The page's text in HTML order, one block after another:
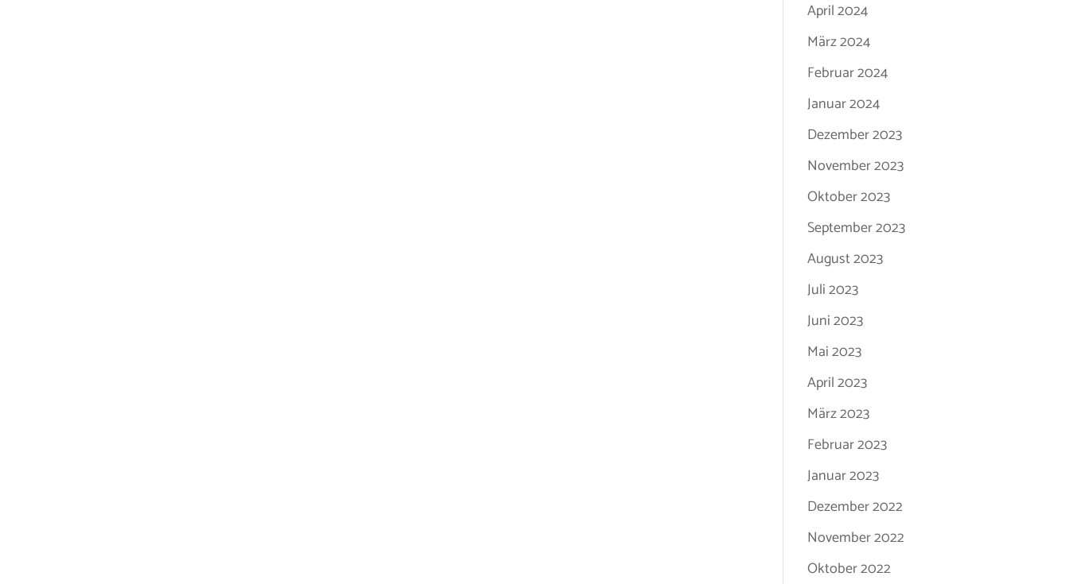
April 2024
März 2024
Februar 2024
Januar 2024
Dezember 2023
November 2023
Oktober 2023
September 2023
August 2023
Juli 2023
Juni 2023
Mai 2023
April 2023
März 2023
Februar 2023
Januar 2023
Dezember 2022
November 2022
Oktober 2022